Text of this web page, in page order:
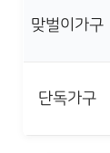
맞벌이가구
단독가구